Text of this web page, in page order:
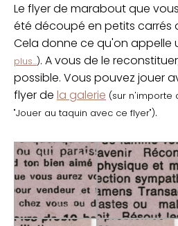
Le flyer de marabout que
été découpé en petits carrés
Cela donne ce qu'on appelle
plus...). A vous de le
possible. Vous pouvez jouer
flyer de la galerie (sur n'importe
"Jouer au taquin avec ce flyer").